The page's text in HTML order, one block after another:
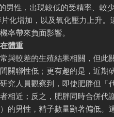
男性，出現較低的受精率、較
化增加，以及氧化壓力上升。
率帶來負面影響。
體重
與較差的生殖結果相關，但此
關聯性低；更有趣的是，近期
究人員觀察到，即使肥胖但「
相近；反之，肥胖同時合併代
的男性，精子數量顯著偏低。